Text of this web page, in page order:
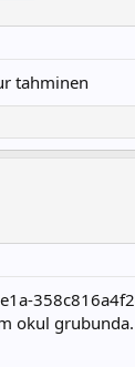
tahminen
okul